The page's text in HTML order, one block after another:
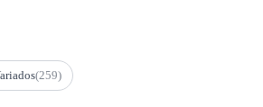
(259)